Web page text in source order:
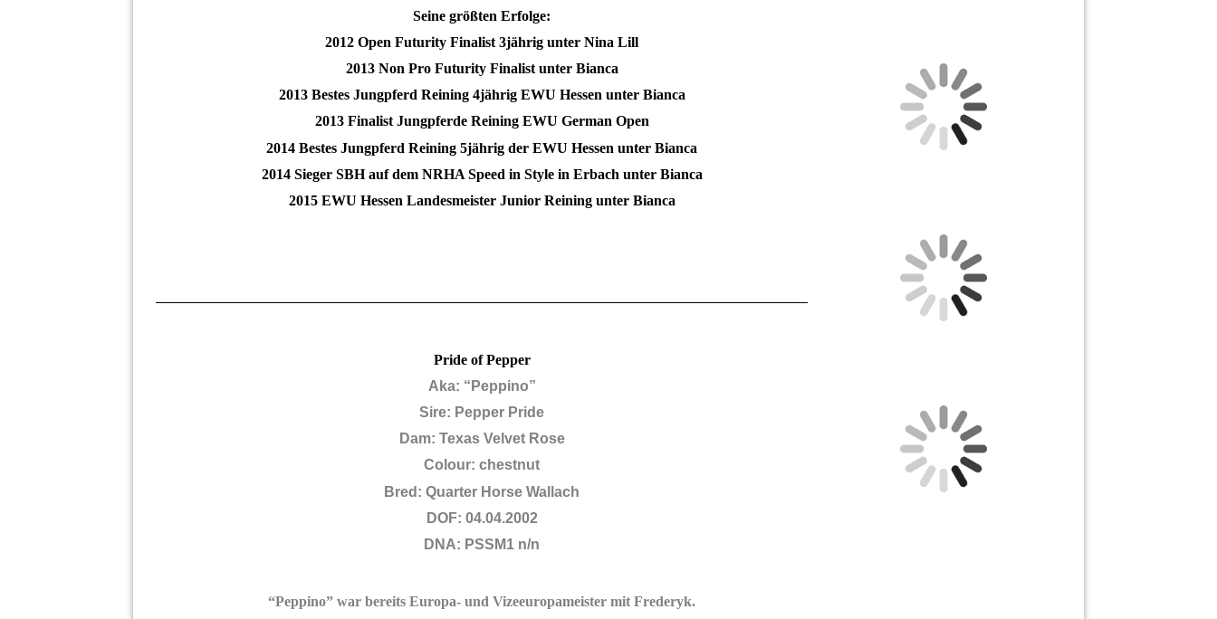
Seine größten Erfolge:
2012 Open Futurity Finalist 3jährig unter Nina Lill
2013 Non Pro Futurity Finalist unter Bianca
2013 Bestes Jungpferd Reining 4jährig EWU Hessen unter Bianca
2013 Finalist Jungpferde Reining EWU German Open
2014 Bestes Jungpferd Reining 5jährig der EWU Hessen unter Bianca
2014 Sieger SBH auf dem NRHA Speed in Style in Erbach unter Bianca
2015 EWU Hessen Landesmeister Junior Reining unter Bianca
Pride of Pepper
Aka: “Peppino”
Sire: Pepper Pride
Dam: Texas Velvet Rose
Colour: chestnut
Bred: Quarter Horse Wallach
DOF: 04.04.2002
DNA: PSSM1 n/n
“Peppino” war bereits Europa- und Vizeeuropameister mit Frederyk.